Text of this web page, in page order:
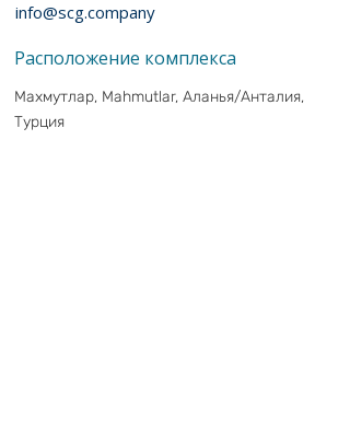
info@scg.company
Расположение комплекса
Махмутлар, Mahmutlar, Аланья/Анталия,
Турция